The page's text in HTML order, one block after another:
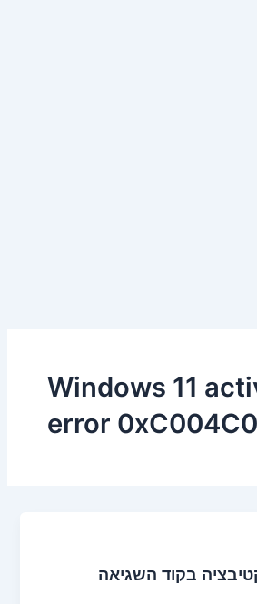
Windows 11
error
בקוד השגיאה